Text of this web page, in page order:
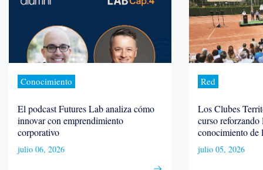
Conocimiento
El podcast Futures Lab analiza cómo
innovar con emprendimiento
corporativo
julio 06, 2026
Red
Los Clubes
curso
conocimiento de
julio 05, 2026